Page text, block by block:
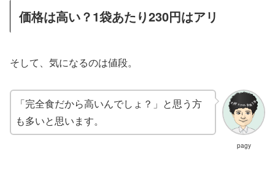
価格は高い？1袋あたり230円はアリ
そして、気になるのは値段。
pagy
「完全食だから高いんでしょ？」と思う方
も多いと思います。